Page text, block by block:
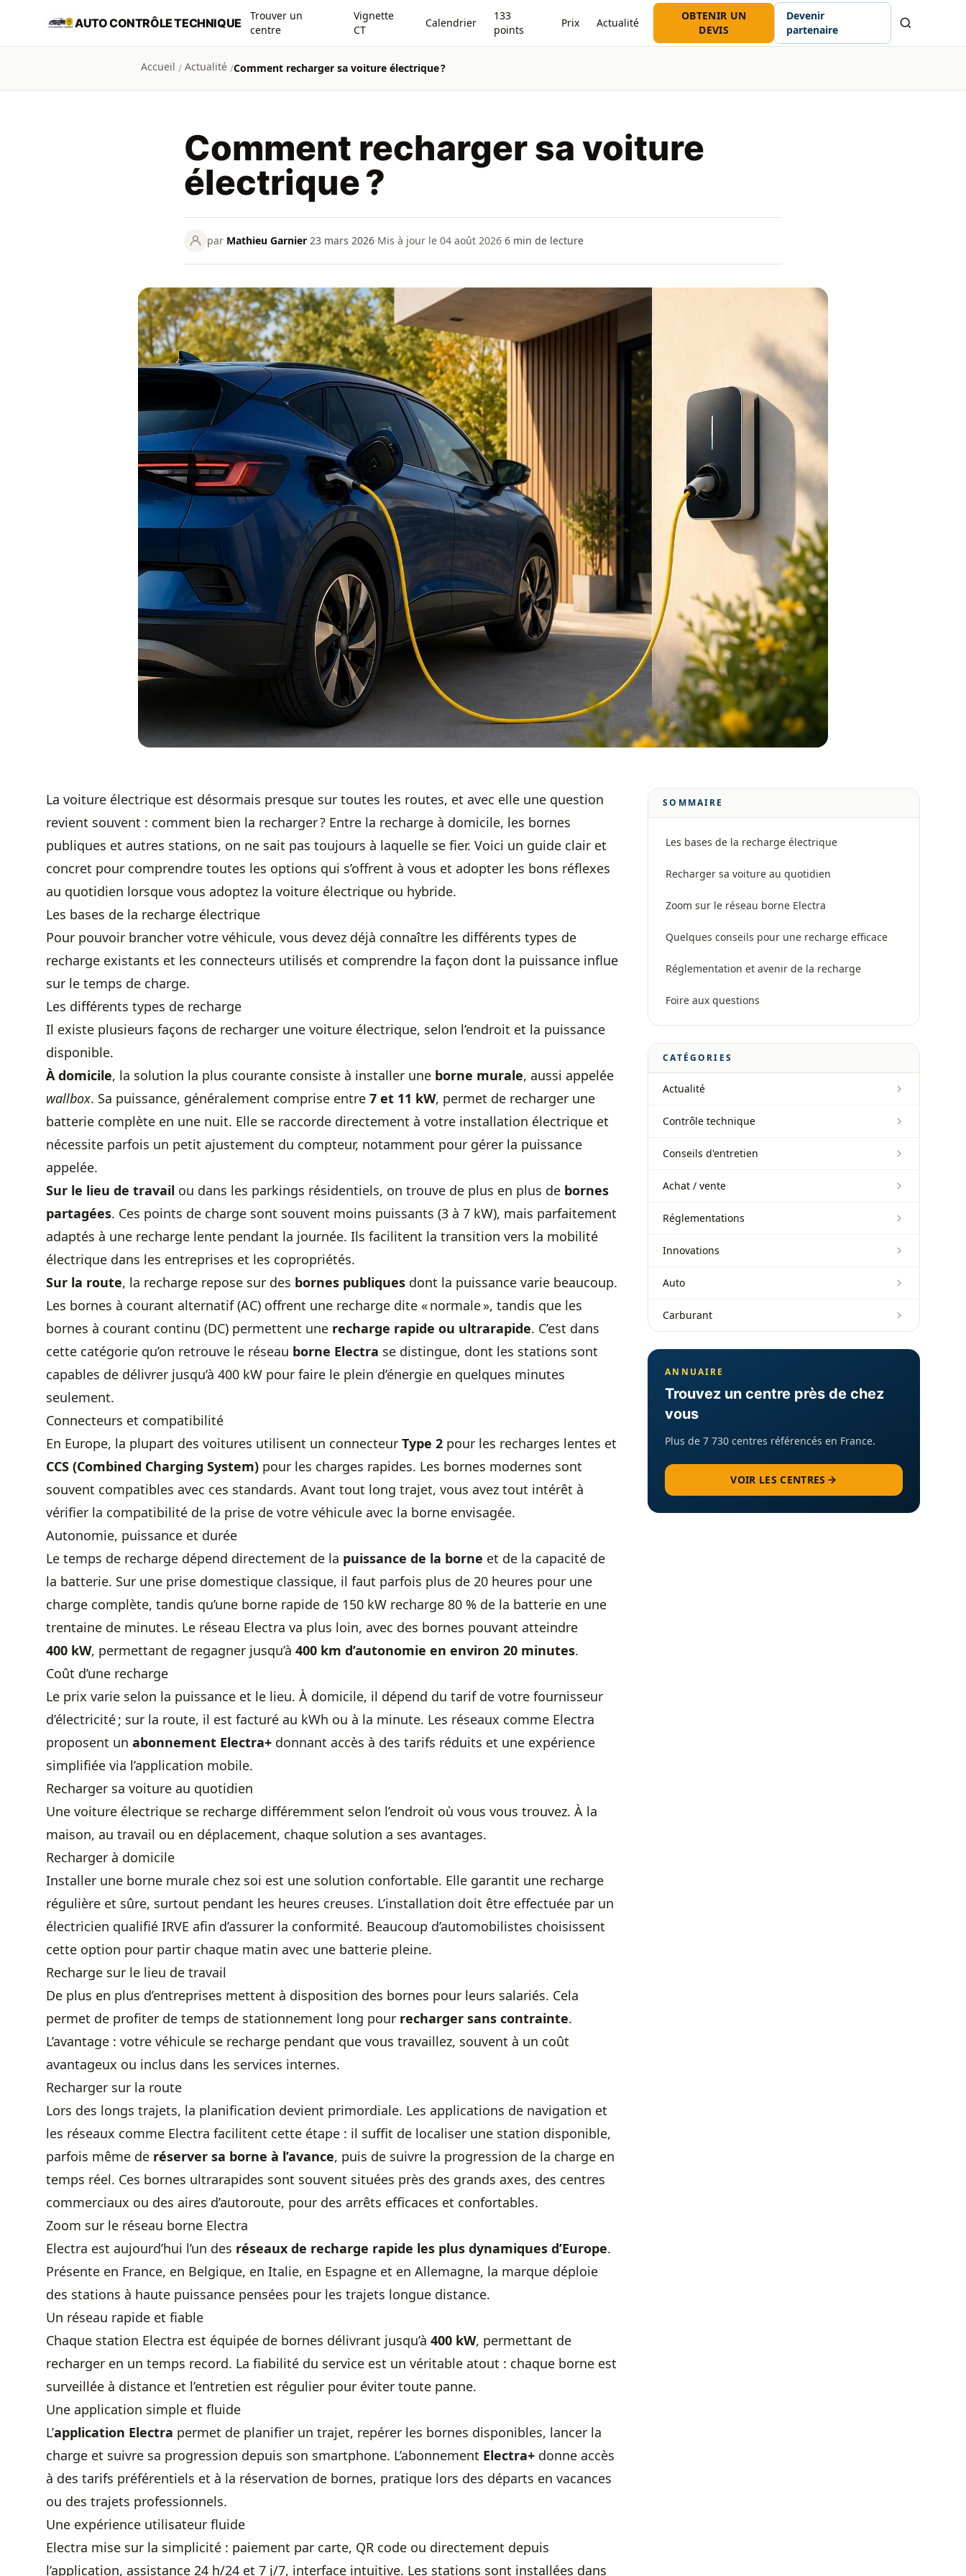
Aller au contenu principal
AUTO CONTRÔLE TECHNIQUE
Trouver un
centre
Vignette
CT
Calendrier
133
points
Prix Actualité
OBTENIR UN
DEVIS
Devenir
partenaire
Accueil / Actualité /Comment recharger sa voiture électrique ?
Comment recharger sa voiture
électrique ?
par Mathieu Garnier·23 mars 2026·Mis à jour le 04 août 2026·6 min de lecture
La voiture électrique est désormais presque sur toutes les routes, et avec elle une question
revient souvent : comment bien la recharger ? Entre la recharge à domicile, les bornes
publiques et autres stations, on ne sait pas toujours à laquelle se fier. Voici un guide clair et
concret pour comprendre toutes les options qui s’offrent à vous et adopter les bons réflexes
au quotidien lorsque vous adoptez la voiture électrique ou hybride.
Les bases de la recharge électrique
Pour pouvoir brancher votre véhicule, vous devez déjà connaître les différents types de
recharge existants et les connecteurs utilisés et comprendre la façon dont la puissance influe
sur le temps de charge.
Les différents types de recharge
Il existe plusieurs façons de recharger une voiture électrique, selon l’endroit et la puissance
disponible.
À domicile, la solution la plus courante consiste à installer une borne murale, aussi appelée
wallbox. Sa puissance, généralement comprise entre 7 et 11 kW, permet de recharger une
batterie complète en une nuit. Elle se raccorde directement à votre installation électrique et
nécessite parfois un petit ajustement du compteur, notamment pour gérer la puissance
appelée.
Sur le lieu de travail ou dans les parkings résidentiels, on trouve de plus en plus de bornes
partagées. Ces points de charge sont souvent moins puissants (3 à 7 kW), mais parfaitement
adaptés à une recharge lente pendant la journée. Ils facilitent la transition vers la mobilité
électrique dans les entreprises et les copropriétés.
Sur la route, la recharge repose sur des bornes publiques dont la puissance varie beaucoup.
Les bornes à courant alternatif (AC) offrent une recharge dite « normale », tandis que les
bornes à courant continu (DC) permettent une recharge rapide ou ultrarapide. C’est dans
cette catégorie qu’on retrouve le réseau borne Electra se distingue, dont les stations sont
capables de délivrer jusqu’à 400 kW pour faire le plein d’énergie en quelques minutes
seulement.
Connecteurs et compatibilité
En Europe, la plupart des voitures utilisent un connecteur Type 2 pour les recharges lentes et
CCS (Combined Charging System) pour les charges rapides. Les bornes modernes sont
souvent compatibles avec ces standards. Avant tout long trajet, vous avez tout intérêt à
vérifier la compatibilité de la prise de votre véhicule avec la borne envisagée.
Autonomie, puissance et durée
Le temps de recharge dépend directement de la puissance de la borne et de la capacité de
la batterie. Sur une prise domestique classique, il faut parfois plus de 20 heures pour une
charge complète, tandis qu’une borne rapide de 150 kW recharge 80 % de la batterie en une
trentaine de minutes. Le réseau Electra va plus loin, avec des bornes pouvant atteindre
400 kW, permettant de regagner jusqu’à 400 km d’autonomie en environ 20 minutes.
Coût d’une recharge
Le prix varie selon la puissance et le lieu. À domicile, il dépend du tarif de votre fournisseur
d’électricité ; sur la route, il est facturé au kWh ou à la minute. Les réseaux comme Electra
proposent un abonnement Electra+ donnant accès à des tarifs réduits et une expérience
simplifiée via l’application mobile.
Recharger sa voiture au quotidien
Une voiture électrique se recharge différemment selon l’endroit où vous vous trouvez. À la
maison, au travail ou en déplacement, chaque solution a ses avantages.
Recharger à domicile
Installer une borne murale chez soi est une solution confortable. Elle garantit une recharge
régulière et sûre, surtout pendant les heures creuses. L’installation doit être effectuée par un
électricien qualifié IRVE afin d’assurer la conformité. Beaucoup d’automobilistes choisissent
cette option pour partir chaque matin avec une batterie pleine.
Recharge sur le lieu de travail
De plus en plus d’entreprises mettent à disposition des bornes pour leurs salariés. Cela
permet de profiter de temps de stationnement long pour recharger sans contrainte.
L’avantage : votre véhicule se recharge pendant que vous travaillez, souvent à un coût
avantageux ou inclus dans les services internes.
Recharger sur la route
Lors des longs trajets, la planification devient primordiale. Les applications de navigation et
les réseaux comme Electra facilitent cette étape : il suffit de localiser une station disponible,
parfois même de réserver sa borne à l’avance, puis de suivre la progression de la charge en
temps réel. Ces bornes ultrarapides sont souvent situées près des grands axes, des centres
commerciaux ou des aires d’autoroute, pour des arrêts efficaces et confortables.
Zoom sur le réseau borne Electra
Electra est aujourd’hui l’un des réseaux de recharge rapide les plus dynamiques d’Europe.
Présente en France, en Belgique, en Italie, en Espagne et en Allemagne, la marque déploie
des stations à haute puissance pensées pour les trajets longue distance.
Un réseau rapide et fiable
Chaque station Electra est équipée de bornes délivrant jusqu’à 400 kW, permettant de
recharger en un temps record. La fiabilité du service est un véritable atout : chaque borne est
surveillée à distance et l’entretien est régulier pour éviter toute panne.
Une application simple et fluide
L’application Electra permet de planifier un trajet, repérer les bornes disponibles, lancer la
charge et suivre sa progression depuis son smartphone. L’abonnement Electra+ donne accès
à des tarifs préférentiels et à la réservation de bornes, pratique lors des départs en vacances
ou des trajets professionnels.
Une expérience utilisateur fluide
Electra mise sur la simplicité : paiement par carte, QR code ou directement depuis
l’application, assistance 24 h/24 et 7 j/7, interface intuitive. Les stations sont installées dans
SOMMAIRE
Les bases de la recharge électrique
Recharger sa voiture au quotidien
Zoom sur le réseau borne Electra
Quelques conseils pour une recharge efficace
Réglementation et avenir de la recharge
Foire aux questions
CATÉGORIES
Actualité
Contrôle technique
Conseils d'entretien
Achat / vente
Réglementations
Innovations
Auto
Carburant
ANNUAIRE
Trouvez un centre près de chez
vous
Plus de 7 730 centres référencés en France.
VOIR LES CENTRES